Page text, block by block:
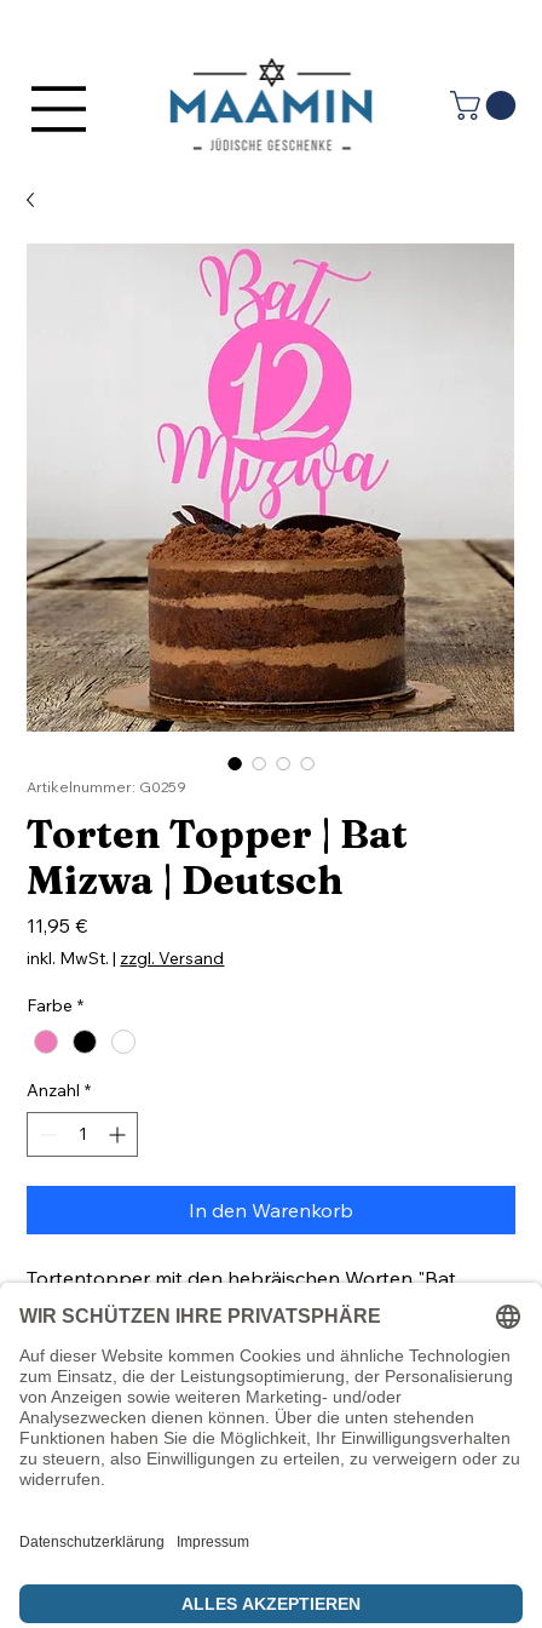
Artikelnummer: G0259
Torten Topper | Bat
Mizwa | Deutsch
11,95 €Preis
inkl. MwSt. | zzgl. Versand
Farbe *
Anzahl *
In den Warenkorb
Tortentopper mit den hebräischen Worten "Bat
Mizwa".
Maße: 130 x 210 x 3 mm (Breite x Höhe x Dicke)
Lieferumfang: 1 Stück (ohne Deko)
© 5786 Maamin. Hebräische Ausrüstung für deinen Alltag